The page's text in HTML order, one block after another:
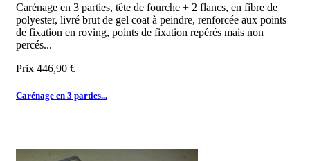
Carénage en 3 parties, tête de fourche + 2 flancs, en fibre de
polyester, livré brut de gel coat à peindre, renforcée aux points
de fixation en roving, points de fixation repérés mais non
percés...
Prix 446,90 €
Carénage en 3 parties...